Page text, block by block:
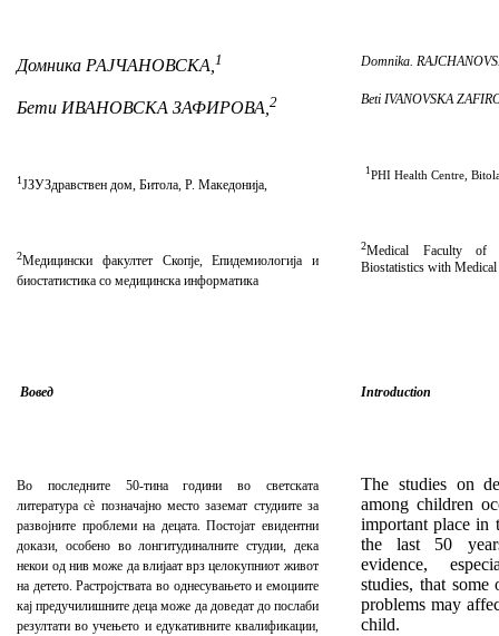
Домника РАЈЧАНОВСКА,1
Бети ИВАНОВСКА ЗАФИРОВА,2
1ЈЗУЗдравствен дом, Битола, Р. Македонија,
2Медицински факултет Скопје, Епидемиологија и
биостатистика со медицинска информатика
Domnika.
Beti IVANOVSKA
1PHI Health Centre ,
2Medical Faculty of
Biostatistics with
Вовед Introduction
Во последните 50-тина години во светската
литература сè позначајно место заземат студиите за
развојните проблеми на децата. Постојат евидентни
докази, особено во лонгитудиналните студии, дека
некои од нив може да влијаат врз целокупниот живот
на детето. Растројствата во однесувањето и емоциите
кај предучилишните деца може да доведат до послаби
резултати во учењето и едукативните квалификации,
The studies on
among children
important place in
the last 50
evidence,
studies, that some
problems may
child.